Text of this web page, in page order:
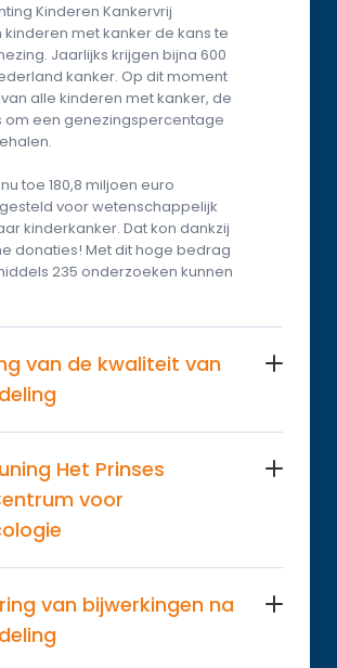
Kinderen Kankervrij
met kanker de kans te
Jaarlijks krijgen bijna 600
kanker. Op dit moment
van alle kinderen met kanker, de
om een genezingspercentage
toe 180,8 miljoen euro
voor wetenschappelijk
kinderkanker. Dat kon dankzij
donaties! Met dit hoge bedrag
235 onderzoeken kunnen
van de kwaliteit van
Het Prinses
voor
van bijwerkingen na